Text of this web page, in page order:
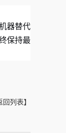
器替代
保持最
回列表】